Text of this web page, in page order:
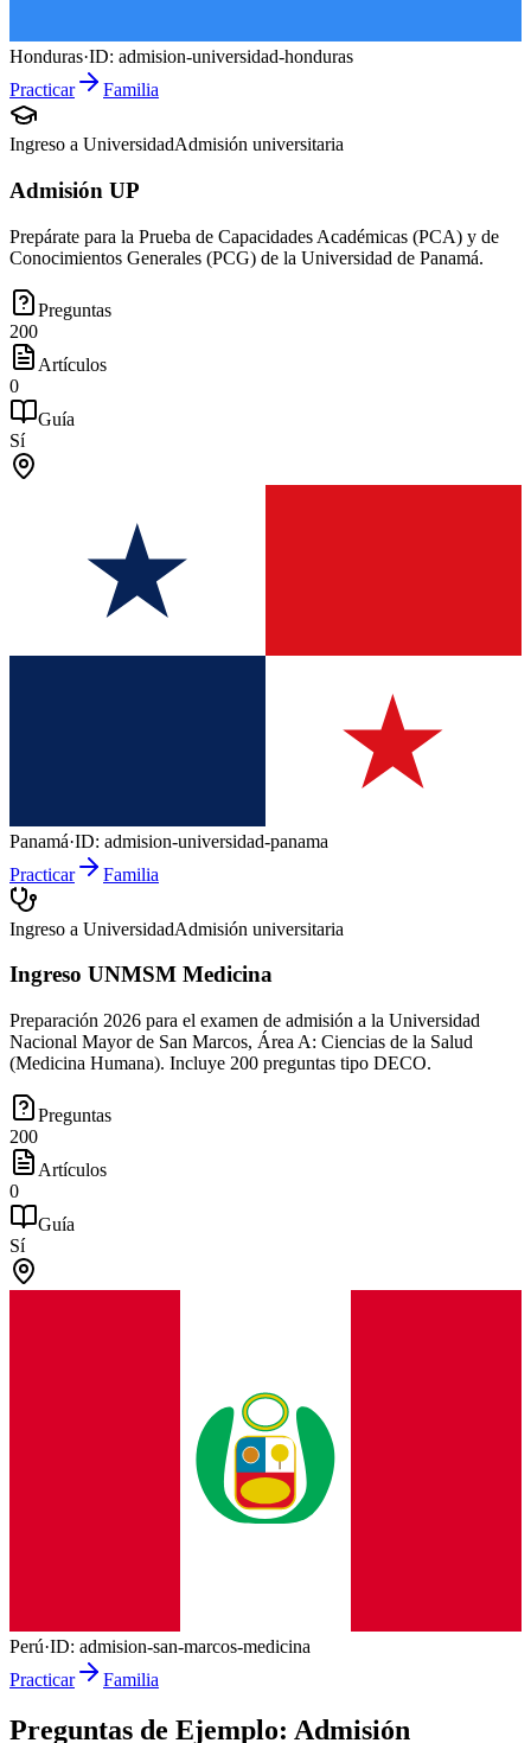
Honduras·ID: admision-universidad-honduras
Practicar
Familia
Ingreso a UniversidadAdmisión universitaria
Admisión UP
Prepárate para la Prueba de Capacidades Académicas (PCA) y de
Conocimientos Generales (PCG) de la Universidad de Panamá.
Preguntas
200
Artículos
0
Guía
Sí
Panamá·ID: admision-universidad-panama
Practicar
Familia
Ingreso a UniversidadAdmisión universitaria
Ingreso UNMSM Medicina
Preparación 2026 para el examen de admisión a la Universidad
Nacional Mayor de San Marcos, Área A: Ciencias de la Salud
(Medicina Humana). Incluye 200 preguntas tipo DECO.
Preguntas
200
Artículos
0
Guía
Sí
Perú·ID: admision-san-marcos-medicina
Practicar
Familia
Preguntas de Ejemplo: Admisión